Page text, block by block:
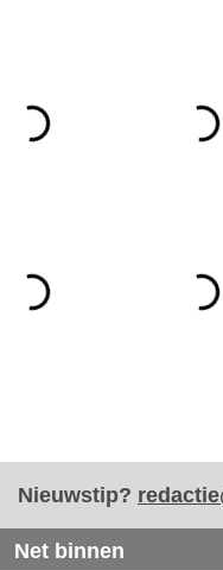
Nieuwstip?
Net binnen